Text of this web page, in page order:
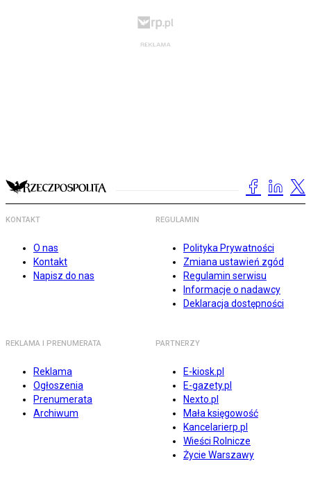
KONTAKT
O nas
Kontakt
Napisz do nas
REGULAMIN
Polityka Prywatności
Zmiana ustawień zgód
Regulamin serwisu
Informacje o nadawcy
Deklaracja dostępności
REKLAMA I PRENUMERATA
Reklama
Ogłoszenia
Prenumerata
Archiwum
PARTNERZY
E-kiosk.pl
E-gazety.pl
Nexto.pl
Mała księgowość
Kancelarierp.pl
Wieści Rolnicze
Życie Warszawy